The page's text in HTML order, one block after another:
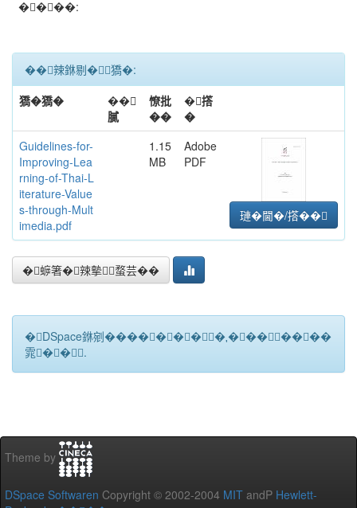
����:
��辣銝剔�﹝獢�:
獢�獢�
��
膩
憭批
��
�撘
�
Guidelines-for-
Improving-Lea
rning-of-Thai-L
iterature-Value
s-through-Mult
imedia.pdf
1.15
MB
Adobe
PDF
璉�閫�/撘��
�蝷箸�辣摰蝥芸��
�DSpace銝剜�������★��������
雿��.
Theme by
DSpace Softwaren Copyright © 2002-2004 MIT andP Hewlett-